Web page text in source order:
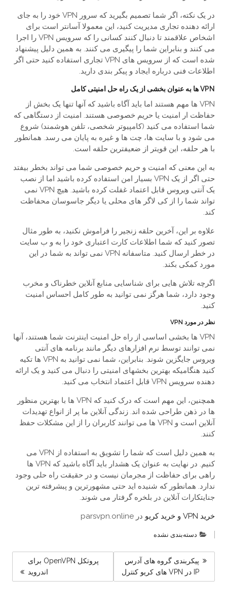
در یک نکته، اگر شما تصمیم بگیرید که سرور VPN خود را به جای
ارائه دهنده تجاری مدیریت کنید، این معمولا آسانتر است برای
اشخاص علاقمند تا دنبال کنند کسانی را که سرویس VPN را اجرا
می کنند و بنابراین شما را پیگیری می کنند. به همین دلیل پیشنهاد
شده است که از سرویس های VPN تجاری استفاده کنید حتی اگر
اطلاعات فنی درباره ایجاد و پیکر بندی دارید.
VPN ها به عنوان بخشی از یک راه حل امنیتی کامل
VPN ها مهم هستند اما باید آگاه باشید که آنها تنها یک بخش از
حفاظت ار امنیت یا حریم خصوصی هستند. امنیت از دستگاهی که
شما استفاده می کنید (کامپیوتر شخصی، تلفن هوشمند) شروع
می شود و با سایت ها، چت ها و غیره به پایان می رسد. همانطور
با هر حلقه، این قویتر از ضعیفترین حلقه است.
به این معنی که امنیت و حریم خصوصی شما می تواند بخطر بیفتد
حتی اگر از یک VPN بسیار امن استفاده کرده باشید اما از نصب
یک آنتی ویروس قابل اعتماد غفلت کرده باشید. هیچ VPN نمی
تواند شما را از کی لاگر های محلی یا دیگر جاسوسان محفاظت
کند.
علاوه بر این، آخرین حلقه زنجیر را فراموش نکنید، به طور مثال
تصور کنید که شما اطلاعات کارت اعتباری خود را به و ب سایت
در خطر ارسال کنید. متاسفانه VPN نمی تواند به شما در این
مورد کمکی بکند.
اگرچه تلاش هایی برای شناسایی منابع آنلاین خطرناک و مخرب
وجود دارد، شما هرگز نمی توانید به طور کامل احساس امنیت
کنید.
نظر در مورد VPN
VPN ها بخشی اساسی از راه حل امنیت اینترنت شما هستند، آنها
نمی توانند توسط نرم افزارهای دیگر مانند برنامه های آنتی
ویروس جایگزین شوند. بنابراین، شما نمی توانید به VPN ها تکیه
کنید هنگامیکه بهترین بخشهای امنیتی را دنبال می کنید و یک ارائه
دهنده سرویس VPN قابل اعتماد انتخاب می کنید.
همچنین، این مهم است که درک کنید که VPN ها با بهترین منظور
ها در ذهن طراحی شده اند. زندگی آنلاین ما پر از انواع تهدیدات
آنلاین است و VPN ها می توانند کاربران را از این مشکلات حفظ
کنند.
به همین دلیل است که شما را تشویق به استفاده از VPN می
کنیم. در نهایت به عنوان یک هشدار باید آگاه باشید که VPN ها
راهی برای حفاظت از مجرمان نیست و در حقیقت راه حلی وجود
ندارد. همانطور که شنیده اید حتی مشهورترین و پبشرفته ترین
جنایتکارات آنلاین در بلخره گرفتار می شوند.
خرید VPN و خرید کریو در parsvpn.online
دسته‌بندی نشده
راهبری
نوشته
پیکربندی گروه های آدرس
IP در VPN های کریو کنترل
پروتکل OpenVPN برای
اندروید